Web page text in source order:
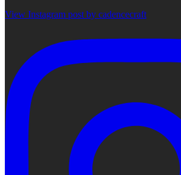
View Instagram post by cadencecraft